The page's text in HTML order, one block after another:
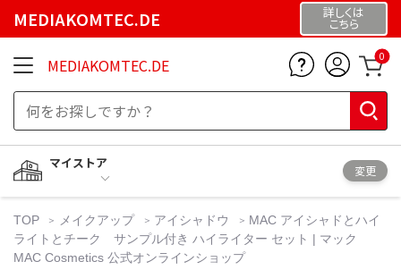
MEDIAKOMTEC.DE 詳しくは
こちら
MEDIAKOMTEC.DE 0
マイストア
変更
TOP メイクアップ アイシャドウ
MAC アイシャドとハイ
ライトとチーク サンプル付き ハイライター セット | マック
MAC Cosmetics 公式オンラインショップ